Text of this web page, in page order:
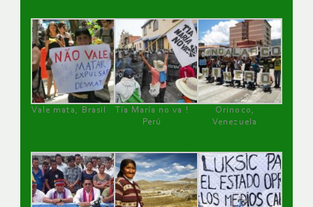
Vale mata, Brasil
Tía María no va !
Perú
Orinoco,
Venezuela